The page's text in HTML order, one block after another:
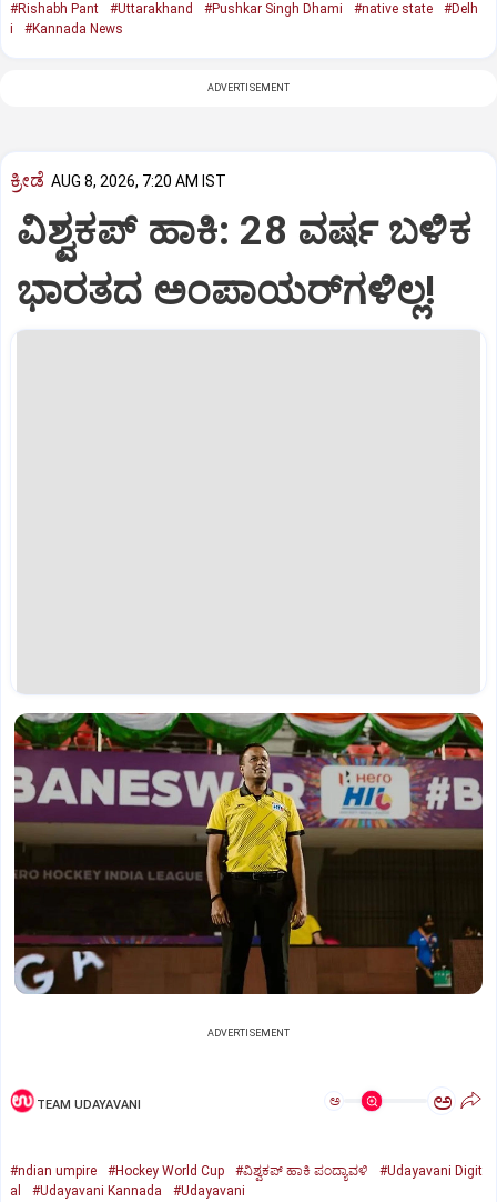
#Rishabh Pant #Uttarakhand #Pushkar Singh Dhami #native state
#Delh
i
#Kannada News
ADVERTISEMENT
ಕ್ರೀಡೆ AUG 8, 2026, 7:20 AM IST
ವಿಶ್ವಕಪ್‌ ಹಾಕಿ: 28 ವರ್ಷ ಬಳಿಕ
ಭಾರತದ ಅಂಪಾಯರ್‌ಗಳಿಲ್ಲ!
ADVERTISEMENT
TEAM UDAYAVANI ಅ ಅ
#ndian umpire #Hockey World Cup #ವಿಶ್ವಕಪ್‌ ಹಾಕಿ ಪಂದ್ಯಾವಳಿ
#Udayavani Digit
al
#Udayavani Kannada #Udayavani